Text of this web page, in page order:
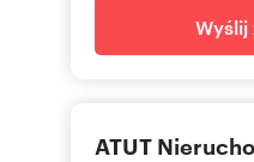
Wyślij
ATUT